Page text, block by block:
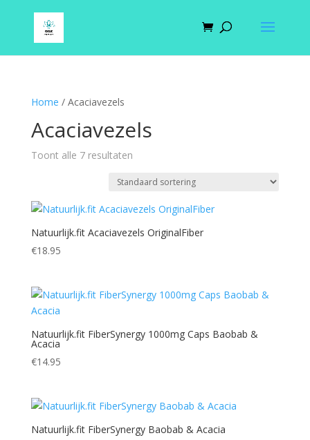
Home / Acaciavezels
Acaciavezels
Toont alle 7 resultaten
Natuurlijk.fit Acaciavezels OriginalFiber
€18.95
Natuurlijk.fit FiberSynergy 1000mg Caps Baobab &
Acacia
€14.95
Natuurlijk.fit FiberSynergy Baobab & Acacia